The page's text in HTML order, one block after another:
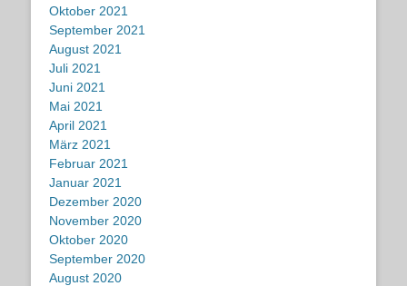
Oktober 2021
September 2021
August 2021
Juli 2021
Juni 2021
Mai 2021
April 2021
März 2021
Februar 2021
Januar 2021
Dezember 2020
November 2020
Oktober 2020
September 2020
August 2020